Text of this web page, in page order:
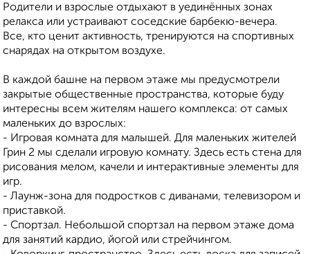
Родители и взрослые отдыхают в уединённых зонах
релакса или устраивают соседские барбекю-вечера.
Все, кто ценит активность, тренируются на спортивных
снарядах на открытом воздухе.
В каждой башне на первом этаже мы предусмотрели
закрытые общественные пространства, которые буду
интересны всем жителям нашего комплекса: от самых
маленьких до взрослых:
- Игровая комната для малышей. Для маленьких жителей
Грин 2 мы сделали игровую комнату. Здесь есть стена для
рисования мелом, качели и интерактивные элементы для
игр.
- Лаунж-зона для подростков с диванами, телевизором и
приставкой.
- Спортзал. Небольшой спортзал на первом этаже дома
для занятий кардио, йогой или стрейчингом.